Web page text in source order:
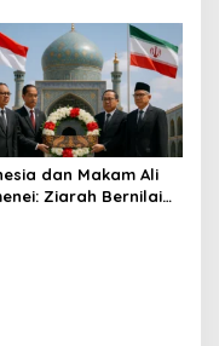
dan Makam Ali
Ziarah Bernilai